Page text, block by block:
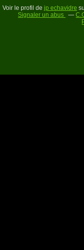
Voir le profil de jp echavidre
Signaler un abus